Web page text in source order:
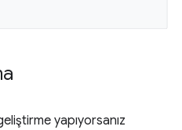
yapıyorsanız